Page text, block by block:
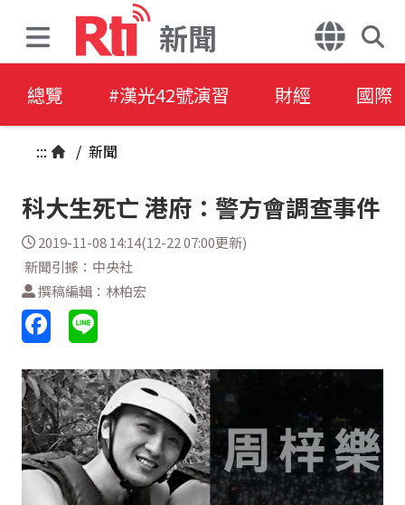
新聞
總覽 #漢光42號演習 財經 國際
::: / 新聞
科大生死亡 港府：警方會調查事件
2019-11-08 14:14(12-22 07:00更新)
新聞引據：中央社
撰稿編輯：林柏宏